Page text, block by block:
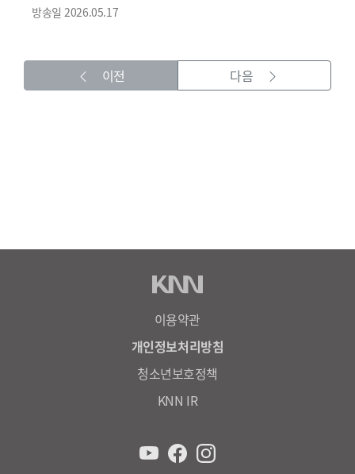
방송일2026.05.17
이전 다음
이용약관
개인정보처리방침
청소년보호정책
KNN IR